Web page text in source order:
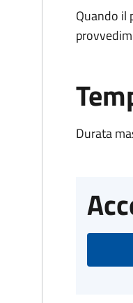
Quando il
Durata